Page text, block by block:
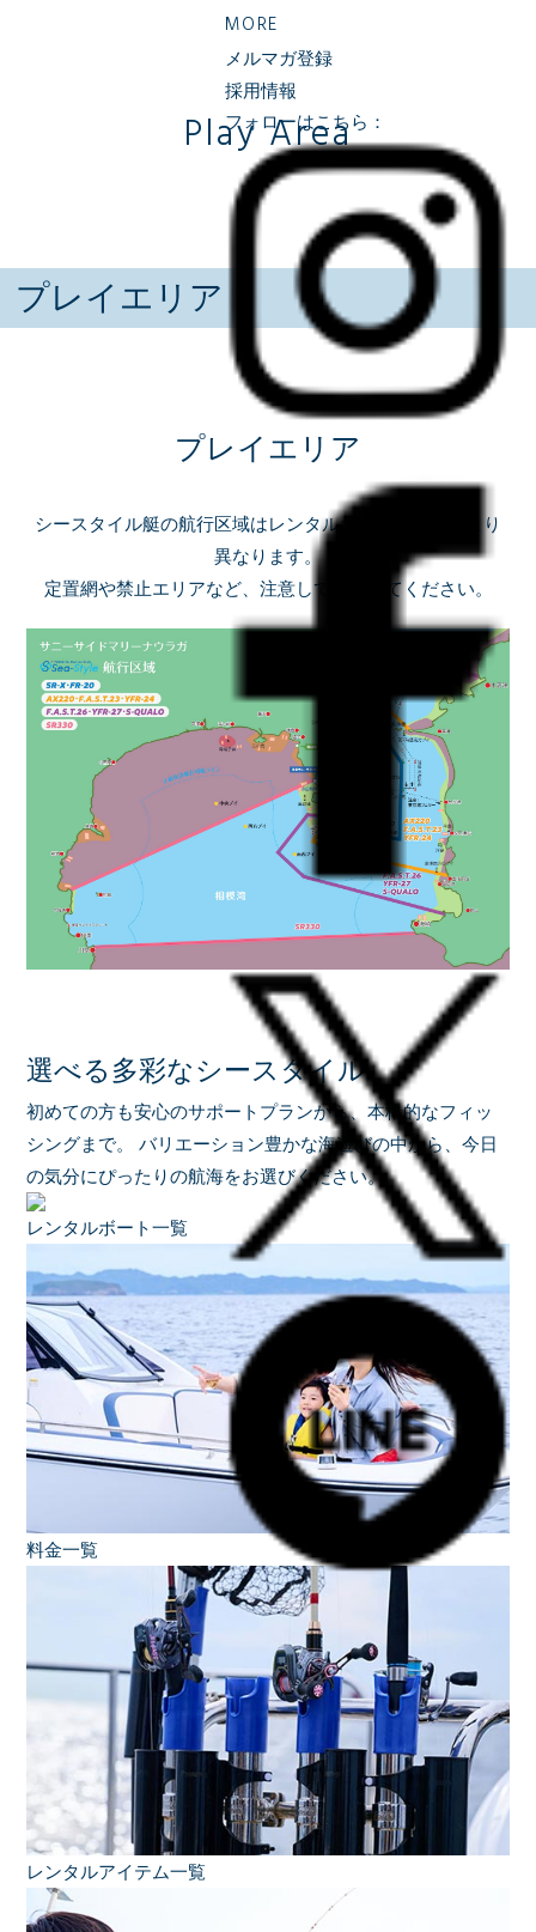
MORE
メルマガ登録
採用情報
フォローはこちら：
Play Area
プレイエリア
プレイエリア
シースタイル艇の航行区域はレンタルボートの種類により
異なります。
定置網や禁止エリアなど、注意して航行してください。
選べる多彩なシースタイル
初めての方も安心のサポートプランから、本格的なフィッ
シングまで。
バリエーション豊かな海遊びの中から、今日
の気分にぴったりの航海をお選びください。
レンタルボート一覧
料金一覧
レンタルアイテム一覧